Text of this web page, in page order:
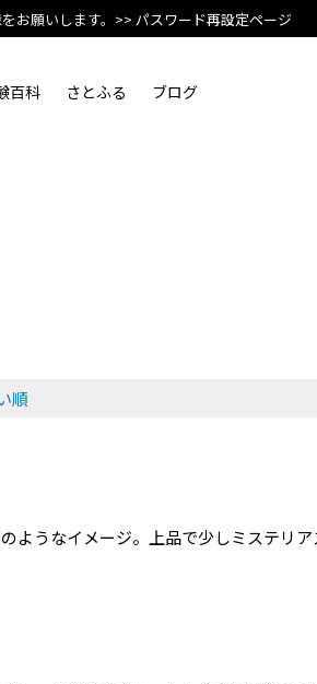
お願いします。 >> パスワード再設定ページ
百科 さとふる ブログ
順
うなイメージ。上品で少しミステリ